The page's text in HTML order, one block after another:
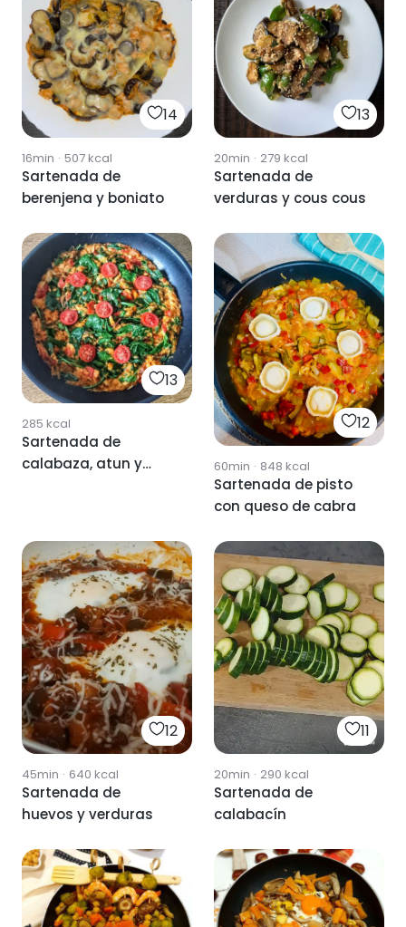
14
16min · 507kcal
Sartenada de
berenjena y boniato
13
20min · 279 kcal
Sartenada de
verduras y cous cous
13
285 kcal
Sartenada de
calabaza, atun y
12
60min · 848 kcal
Sartenada de pisto
con queso de cabra
12
45min · 640 kcal
Sartenada de
huevos y verduras
11
20min · 290 kcal
Sartenada de
calabacín